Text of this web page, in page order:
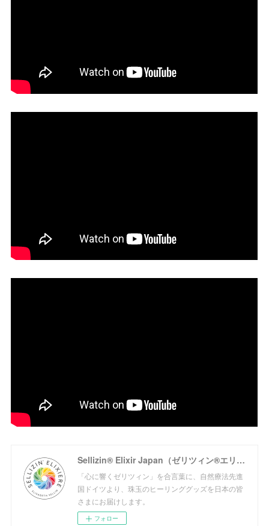
Sellizin® Elixir Japan（ゼリツィン®エリクサージャパン公式サイト）
「心に響くゼリツィン」を合言葉に、自然療法先進
国ドイツより、珠玉のヒーリンググッズを日本の皆
さまにお届けします。
フォロー